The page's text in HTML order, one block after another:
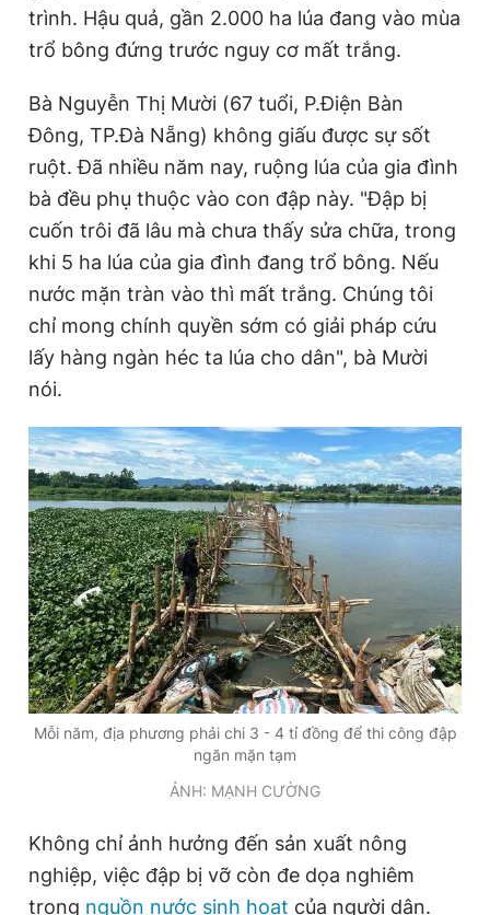
trình. Hậu quả, gần 2.000 ha lúa đang vào mùa
trổ bông đứng trước nguy cơ mất trắng.
Bà Nguyễn Thị Mười (67 tuổi, P.Điện Bàn
Đông, TP.Đà Nẵng) không giấu được sự sốt
ruột. Đã nhiều năm nay, ruộng lúa của gia đình
bà đều phụ thuộc vào con đập này. "Đập bị
cuốn trôi đã lâu mà chưa thấy sửa chữa, trong
khi 5 ha lúa của gia đình đang trổ bông. Nếu
nước mặn tràn vào thì mất trắng. Chúng tôi
chỉ mong chính quyền sớm có giải pháp cứu
lấy hàng ngàn héc ta lúa cho dân", bà Mười
nói.
Mỗi năm, địa phương phải chi 3 - 4 tỉ đồng để thi công đập
ngăn mặn tạm
ẢNH: MẠNH CƯỜNG
Không chỉ ảnh hưởng đến sản xuất nông
nghiệp, việc đập bị vỡ còn đe dọa nghiêm
trọng nguồn nước sinh hoạt của người dân.